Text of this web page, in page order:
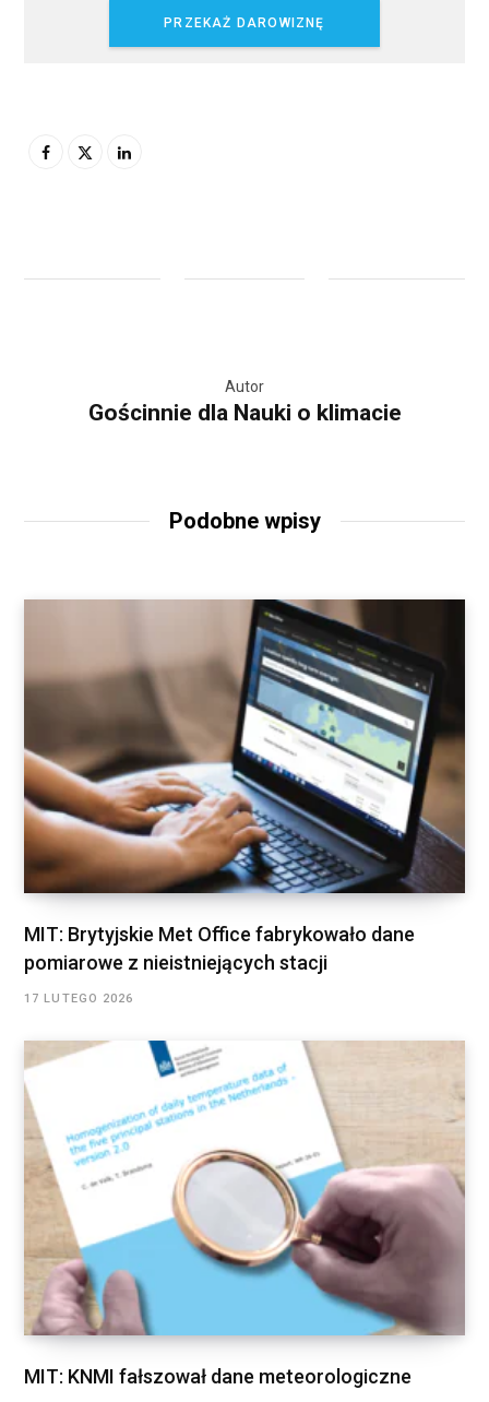
PRZEKAŻ DAROWIZNĘ
Autor
Gościnnie dla Nauki o klimacie
Podobne wpisy
MIT: Brytyjskie Met Office fabrykowało dane
pomiarowe z nieistniejących stacji
17 LUTEGO 2026
MIT: KNMI fałszował dane meteorologiczne